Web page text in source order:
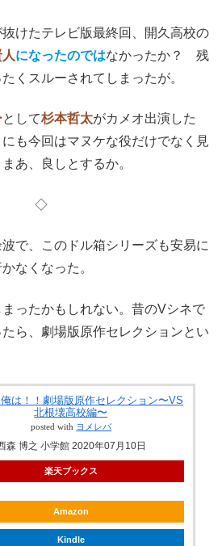
けたテレビ版最終回、開久高校の
になったのではなかったか？ 残
くスルーされてしまったが。
として杉本哲太がカメオ出演した
にも今回はマヌケな役だけでなく見
あ、良しとするか。
◇
で、このドル箱シリーズも安易に
なくなった。
ったかもしれない。昔のVシネで
たら、劇場版原作セレクションとい
は！！劇場版原作セレクション〜VS
北根壊高校編〜
posted with ヨメレバ
森 博之 小学館 2020年07月10日
楽天ブックス
Amazon
Kindle